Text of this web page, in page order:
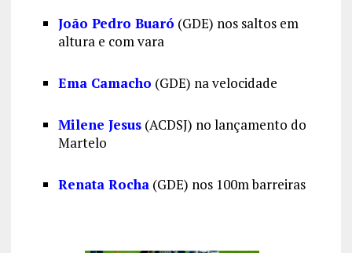
João Pedro Buaró (GDE) nos saltos em
altura e com vara
Ema Camacho (GDE) na velocidade
Milene Jesus(ACDSJ) no lançamento do
Martelo
Renata Rocha(GDE) nos 100m barreiras